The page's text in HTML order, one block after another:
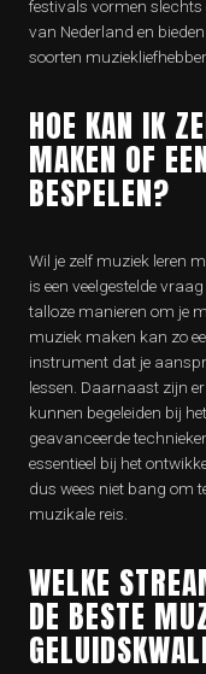
festivals vormen
van Nederland en
soorten
HOE KAN IK
MAKEN OF
BESPELEN?
Wil je zelf muziek leren
is een veelgestelde
talloze manieren om je
muziek maken kan zo
instrument dat je
lessen. Daarnaast zijn
kunnen begeleiden bij
geavanceerde
essentieel bij het
dus wees niet bang om
muzikale reis.
WELKE
DE BESTE